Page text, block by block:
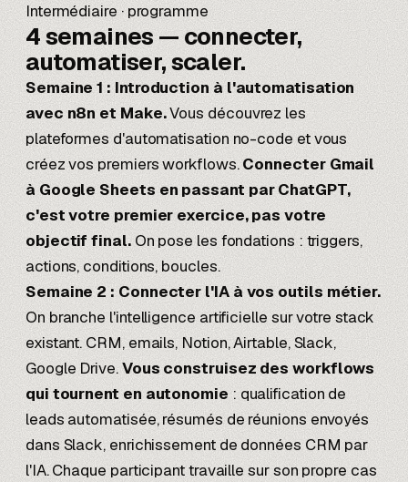
Intermédiaire · programme
4 semaines —connecter,
automatiser, scaler.
Semaine 1 : Introduction à l'automatisation
avec n8n et Make.Vous découvrez les
plateformes d'automatisation no-code et vous
créez vos premiers workflows.Connecter Gmail
à Google Sheets en passant par ChatGPT,
c'est votre premier exercice, pas votre
objectif final.On pose les fondations : triggers,
actions, conditions, boucles.
Semaine 2 : Connecter l'IA à vos outils métier.
On branche l'intelligence artificielle sur votre stack
existant. CRM, emails, Notion, Airtable, Slack,
Google Drive.Vous construisez des workflows
qui tournent en autonomie: qualification de
leads automatisée, résumés de réunions envoyés
dans Slack, enrichissement de données CRM par
l'IA. Chaque participant travaille sur son propre cas